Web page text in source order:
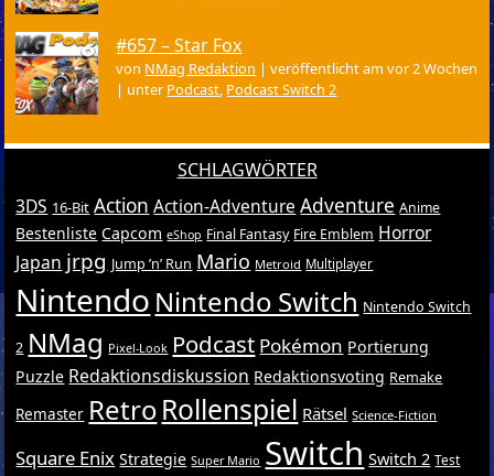
#657 – Star Fox
von NMag Redaktion |veröffentlicht am vor 2 Wochen
| unter Podcast, Podcast Switch 2
SCHLAGWÖRTER
3DS 16-Bit Action Action-Adventure Adventure Anime
Bestenliste Capcom eShop Final Fantasy Fire Emblem Horror
Japan jrpg Jump ’n’ Run Mario Metroid Multiplayer
Nintendo Nintendo Switch Nintendo Switch
2 NMag Pixel-Look Podcast Pokémon Portierung
Puzzle Redaktionsdiskussion Redaktionsvoting Remake
Remaster RetroRollenspiel Rätsel Science-Fiction
Square Enix Strategie Super Mario Switch Switch 2 Test